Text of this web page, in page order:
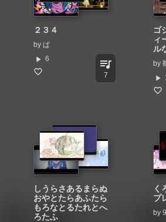
２３４
by ぱ
play_arrow 6 queue_music
7
ゴ
ィ
ル
by
play_arrow
しうらさあるまらぬ
おやとたらあふたら
もろなとるたれとへ
ろたふ
く
プ
by